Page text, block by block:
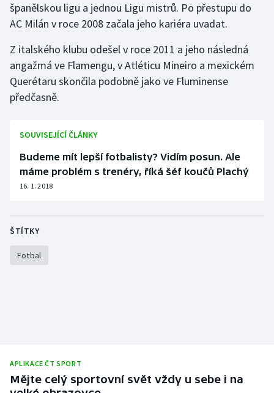
Lezení
Moderní pětiboj
Motorsport
Olympijské hry
Parasport
Plavání
Sportovní střelba
španělskou ligu a jednou Ligu mistrů. Po přestupu do
AC Milán v roce 2008 začala jeho kariéra uvadat.
Z italského klubu odešel v roce 2011 a jeho následná
angažmá ve Flamengu, v Atléticu Mineiro a mexickém
Querétaru skončila podobně jako ve Fluminense
předčasně.
SOUVISEJÍCÍ ČLÁNKY
Budeme mít lepší fotbalisty? Vidím posun. Ale
máme problém s trenéry, říká šéf koučů Plachý
16. 1. 2018
ŠTÍTKY
Fotbal
APLIKACE ČT SPORT
Mějte celý sportovní svět vždy u sebe i na